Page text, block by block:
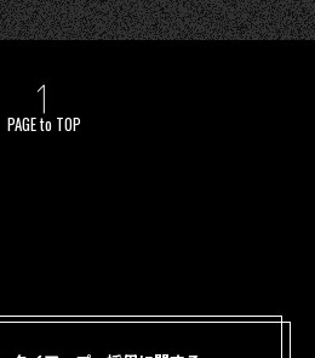
PAGE to TOP